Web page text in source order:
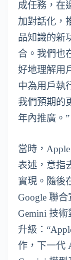
成任務，在
加對話化，
品知識的新
合。我們也
好地理解用
中為用戶執
我們預期的
年內推廣。”
當時，
表述，意指
實現。隨後
Google 聯
Gemini 技術
升級：
作，下一代